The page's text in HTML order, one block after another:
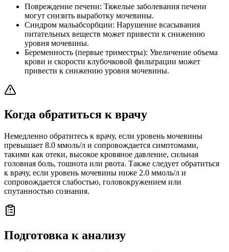
Повреждение печени: Тяжелые заболевания печени
могут снизить выработку мочевины.
Синдром мальабсорбции: Нарушение всасывания
питательных веществ может привести к снижению
уровня мочевины.
Беременность (первые триместры): Увеличение объема
крови и скорости клубочковой фильтрации может
привести к снижению уровня мочевины.
Когда обратиться к врачу
Немедленно обратитесь к врачу, если уровень мочевины
превышает 8.0 ммоль/л и сопровождается симптомами,
такими как отеки, высокое кровяное давление, сильная
головная боль, тошнота или рвота. Также следует обратиться
к врачу, если уровень мочевины ниже 2.0 ммоль/л и
сопровождается слабостью, головокружением или
спутанностью сознания.
Подготовка к анализу